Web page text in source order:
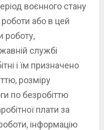
воєнного стану
роботи або в цей
роботу,
службі
і їм призначено
розміру
по безробіттю
плати за
інформацію